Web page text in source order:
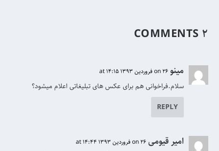
۲ COMMENTS
مینو on 26 فروردین 1393 at 14:15
سلام.فراخوانی هم برای عکس های تبلیغاتی اعلام میشود؟
REPLY
امیر قیومی on 26 فروردین 1393 at 14:44